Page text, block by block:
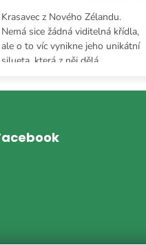
Krasavec z Nového Zélandu.
Nemá sice žádná viditelná křídla,
ale o to víc vynikne jeho unikátní
silueta, která z něj dělá
jakékoliv sbírce.